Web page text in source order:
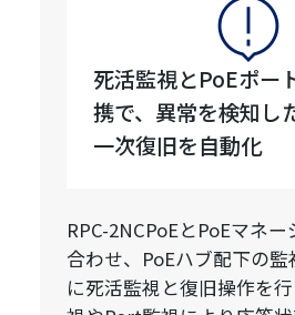
死活監視とPoEポー
携で、異常を検知し
一次復旧を自動化
RPC-2NCPoEとPoEマネ
合わせ、PoEハブ配下の
に死活監視と復旧操作を